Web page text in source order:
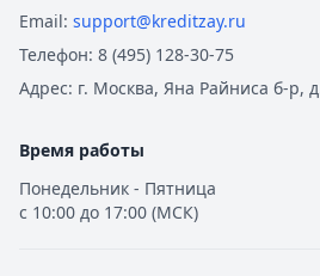
Email: support@kreditzay.ru
Телефон: 8 (495) 128-30-75
Адрес: г. Москва, Яна Райниса б-р,
Время работы
Понедельник - Пятница
с 10:00 до 17:00 (МСК)